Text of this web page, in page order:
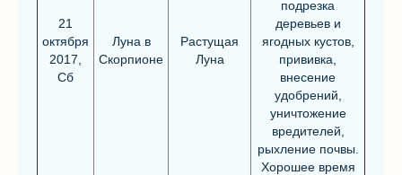
21
октября
2017,
Сб
Луна в
Скорпионе
Растущая
Луна
подрезка
деревьев и
ягодных кустов,
прививка,
внесение
удобрений,
уничтожение
вредителей,
рыхление почвы.
Хорошее время